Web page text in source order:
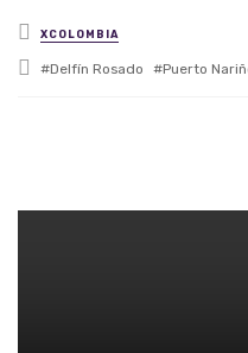
Posted in
XCOLOMBIA
Tagged with
Delfín Rosado Puerto